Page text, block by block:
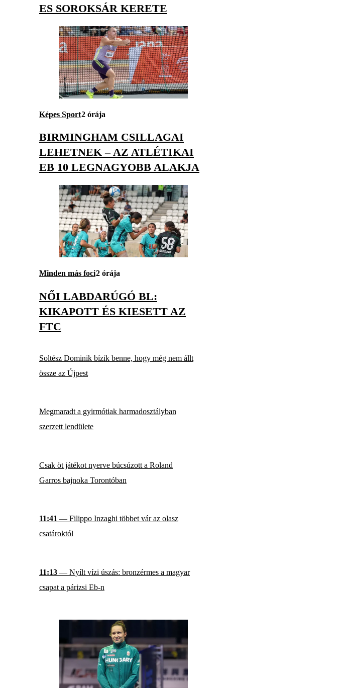
ES SOROKSÁR KERETE
Képes Sport2 órája
BIRMINGHAM CSILLAGAI
LEHETNEK – AZ ATLÉTIKAI
EB 10 LEGNAGYOBB ALAKJA
Minden más foci2 órája
NŐI LABDARÚGÓ BL:
KIKAPOTT ÉS KIESETT AZ
FTC
Soltész Dominik bízik benne, hogy még nem állt
össze az Újpest
Megmaradt a gyirmótiak harmadosztályban
szerzett lendülete
Csak öt játékot nyerve búcsúzott a Roland
Garros bajnoka Torontóban
11:41 — Filippo Inzaghi többet vár az olasz
csatároktól
11:13 — Nyílt vízi úszás: bronzérmes a magyar
csapat a párizsi Eb-n